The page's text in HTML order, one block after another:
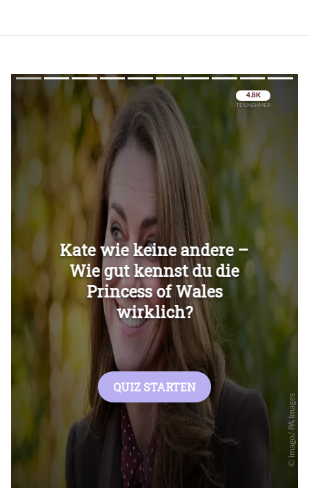
Überspringen